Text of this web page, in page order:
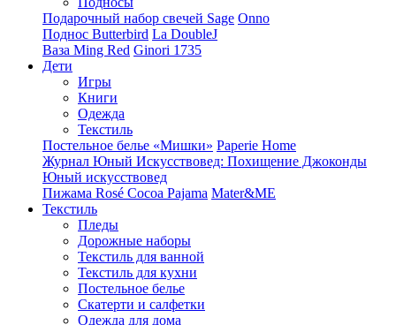
Подарочный набор свечей Sage Onno
Поднос Butterbird La DoubleJ
Ваза Ming Red Ginori 1735
Дети
Игры
Книги
Одежда
Текстиль
Постельное белье «Мишки» Paperie Home
Журнал Юный Искусствовед: Похищение Джоконды
Юный искусствовед
Пижама Rosé Cocoa Pajama Mater&ME
Текстиль
Пледы
Дорожные наборы
Текстиль для ванной
Текстиль для кухни
Постельное белье
Скатерти и салфетки
Одежда для дома